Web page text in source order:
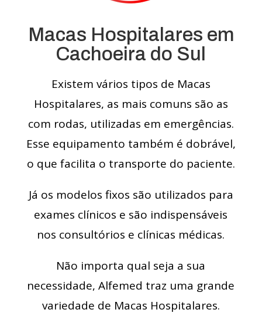
Macas Hospitalares em
Cachoeira do Sul
Existem vários tipos de Macas
Hospitalares, as mais comuns são as
com rodas, utilizadas em emergências.
Esse equipamento também é dobrável,
o que facilita o transporte do paciente.
Já os modelos fixos são utilizados para
exames clínicos e são indispensáveis
nos consultórios e clínicas médicas.
Não importa qual seja a sua
necessidade, Alfemed traz uma grande
variedade de Macas Hospitalares.